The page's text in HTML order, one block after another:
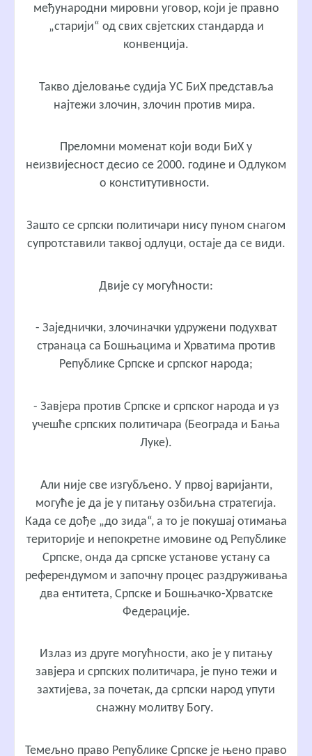
међународни мировни уговор, који је правно
„старији“ од свих свјетских стандарда и
конвенција.
Такво дјеловање судија УС БиХ представља
најтежи злочин, злочин против мира.
Преломни моменат који води БиХ у
неизвијесност десио се 2000. године и Одлуком
о конститутивности.
Зашто се српски политичари нису пуном снагом
супротставили таквој одлуци, остаје да се види.
Двије су могућности:
- Заједнички, злочиначки удружени подухват
странаца са Бошњацима и Хрватима против
Републике Српске и српског народа;
- Завјера против Српске и српског народа и уз
учешће српских политичара (Београда и Бања
Луке).
Али није све изгубљено. У првој варијанти,
могуће је да је у питању озбиљна стратегија.
Када се дође „до зида“, а то је покушај отимања
територије и непокретне имовине од Републике
Српске, онда да српске установе устану са
референдумом и започну процес раздруживања
два ентитета, Српске и Бошњачко-Хрватске
Федерације.
Излаз из друге могућности, ако је у питању
завјера и српских политичара, је пуно тежи и
захтијева, за почетак, да српски народ упути
снажну молитву Богу.
Темељно право Републике Српске је њено право